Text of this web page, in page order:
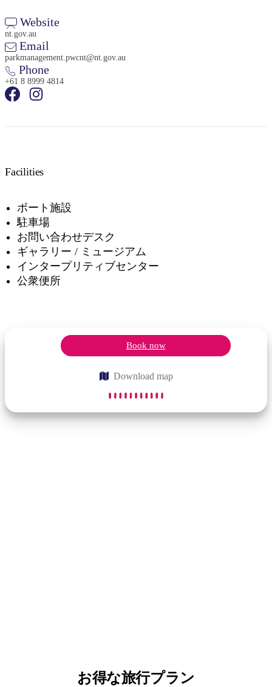
策
計
る
up
Website
nt.gov.au
Email
parkmanagement.pwcnt@nt.gov.au
Phone
+61 8 8999 4814
Facilities
ボート施設
駐車場
お問い合わせデスク
ギャラリー / ミュージアム
インタープリティブセンター
公衆便所
Book now
Download map
お得な旅行プラン